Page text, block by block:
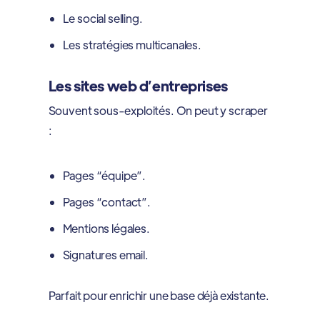
Le social selling.
Les stratégies multicanales.
Les sites web d’entreprises
Souvent sous-exploités. On peut y scraper
:
Pages “équipe”.
Pages “contact”.
Mentions légales.
Signatures email.
Parfait pour enrichir une base déjà existante.